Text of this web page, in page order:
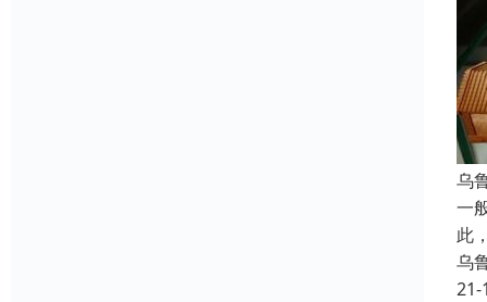
乌
一
此
乌
21-